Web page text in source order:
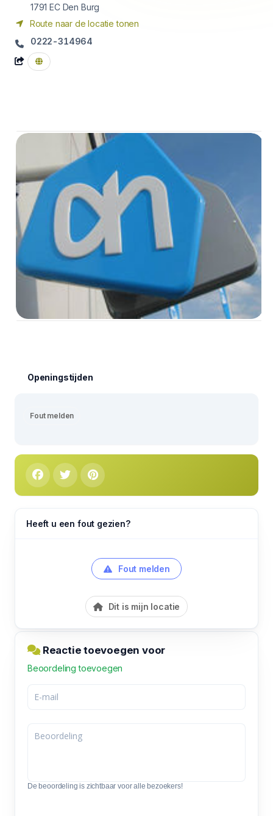
1791 EC Den Burg
Route naar de locatie tonen
0222-314964
Openingstijden
Fout melden
Heeft u een fout gezien?
Fout melden
Dit is mijn locatie
Reactie toevoegen voor
Beoordeling toevoegen
De beoordeling is zichtbaar voor alle bezoekers!